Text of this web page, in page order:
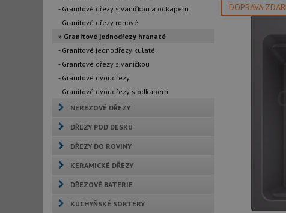
- Granitové dřezy s vaničkou a odkapem
- Granitové dřezy rohové
» Granitové jednodřezy hranaté
- Granitové jednodřezy kulaté
- Granitové dřezy s vaničkou
- Granitové dvoudřezy
- Granitové dvoudřezy s odkapem
NEREZOVÉ DŘEZY
DŘEZY POD DESKU
DŘEZY DO ROVINY
KERAMICKÉ DŘEZY
DŘEZOVÉ BATERIE
KUCHYŇSKÉ SORTERY
DOPRAVA